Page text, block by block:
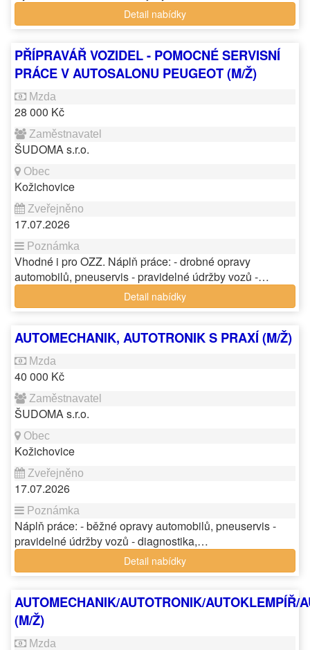
Detail nabídky
PŘÍPRAVÁŘ VOZIDEL - POMOCNÉ SERVISNÍ
PRÁCE V AUTOSALONU PEUGEOT (M/Ž)
28 000 Kč
ŠUDOMA s.r.o.
Kožichovice
17.07.2026
Vhodné i pro OZZ. Náplň práce: - drobné opravy
automobilů, pneuservis - pravidelné údržby vozů -…
Detail nabídky
AUTOMECHANIK, AUTOTRONIK S PRAXÍ (M/Ž)
40 000 Kč
ŠUDOMA s.r.o.
Kožichovice
17.07.2026
Náplň práce: - běžné opravy automobilů, pneuservis -
pravidelné údržby vozů - diagnostika,…
Detail nabídky
AUTOMECHANIK/AUTOTRONIK/AUTOKLEMPÍŘ/
(M/Ž)